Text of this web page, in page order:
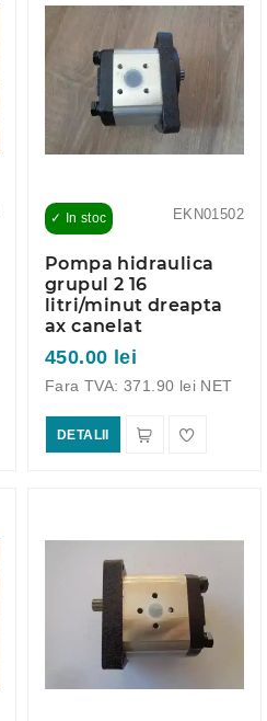
EKN01502
✓ In stoc
Pompa hidraulica
grupul 2 16
litri/minut dreapta
ax canelat
450.00 lei
Fara TVA: 371.90 lei NET
DETALII